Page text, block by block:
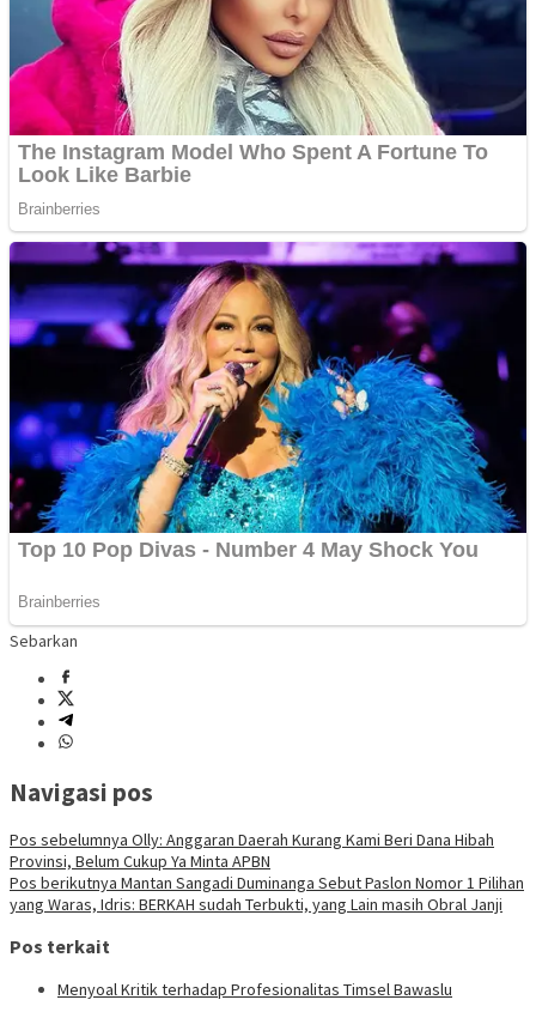
Sebarkan
Navigasi pos
Pos sebelumnya Olly: Anggaran Daerah Kurang Kami Beri Dana Hibah
Provinsi, Belum Cukup Ya Minta APBN
Pos berikutnya Mantan Sangadi Duminanga Sebut Paslon Nomor 1 Pilihan
yang Waras, Idris: BERKAH sudah Terbukti, yang Lain masih Obral Janji
Pos terkait
Menyoal Kritik terhadap Profesionalitas Timsel Bawaslu